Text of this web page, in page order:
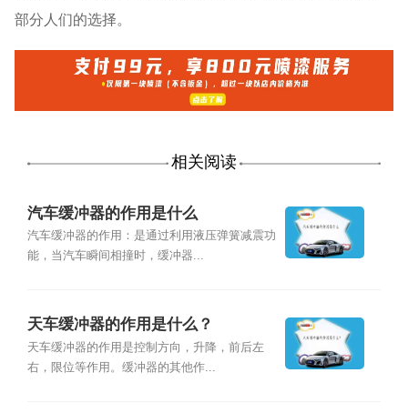
部分人们的选择。
相关阅读
汽车缓冲器的作用是什么
汽车缓冲器的作用：是通过利用液压弹簧减震功
能，当汽车瞬间相撞时，缓冲器...
天车缓冲器的作用是什么？
天车缓冲器的作用是控制方向，升降，前后左
右，限位等作用。缓冲器的其他作...